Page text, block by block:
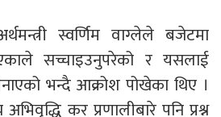
स्वर्णिम वाग्लेले बजेटमा
सच्चाइउनुपरेको र यसलाई
भन्दै आक्रोश पोखेका थिए ।
कर प्रणालीबारे पनि प्रश्न